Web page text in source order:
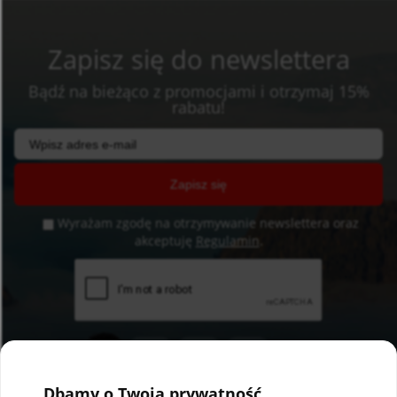
Zapisz się do newslettera
Bądź na bieżąco z promocjami i otrzymaj 15%
rabatu!
Zapisz się
Wyrażam zgodę na otrzymywanie newslettera oraz
akceptuję Regulamin